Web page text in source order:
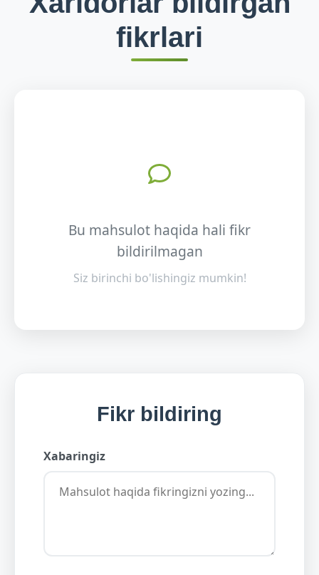
fikrlari
Bu mahsulot haqida hali fikr
bildirilmagan
Siz birinchi bo'lishingiz mumkin!
Fikr bildiring
Xabaringiz